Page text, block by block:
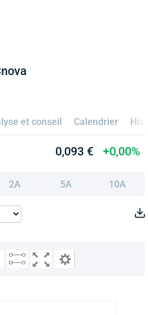
et conseil Calendrier
0,093 € +0,00%
2A 5A 10A